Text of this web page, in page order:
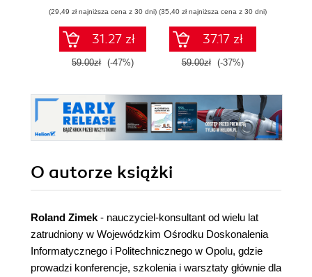
(29,49 zł najniższa cena z 30 dni)
31.27 zł
59.00zł (-47%)
(35,40 zł najniższa cena z 30 dni)
37.17 zł
59.00zł (-37%)
O autorze książki
Roland Zimek - nauczyciel-konsultant od wielu lat
zatrudniony w Wojewódzkim Ośrodku Doskonalenia
Informatycznego i Politechnicznego w Opolu, gdzie
prowadzi konferencje, szkolenia i warsztaty głównie dla